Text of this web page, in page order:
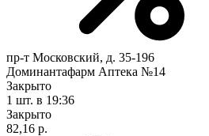
пр-т Московский, д. 35-196
Доминантафарм Аптека №14
Закрыто
1 шт. в 19:36
Закрыто
82,16 р.